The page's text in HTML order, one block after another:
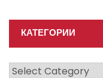
КАТЕГОРИИ
Категории